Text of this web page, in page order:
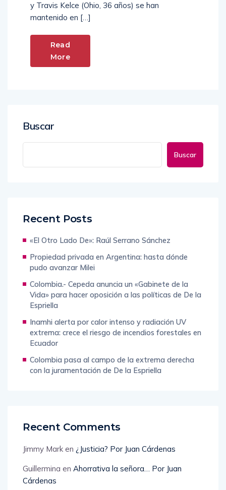
y Travis Kelce (Ohio, 36 años) se han
mantenido en […]
Read
More
Buscar
Buscar
Recent Posts
«El Otro Lado De»: Raúl Serrano Sánchez
Propiedad privada en Argentina: hasta dónde
pudo avanzar Milei
Colombia.- Cepeda anuncia un «Gabinete de la
Vida» para hacer oposición a las políticas de De la
Espriella
Inamhi alerta por calor intenso y radiación UV
extrema: crece el riesgo de incendios forestales en
Ecuador
Colombia pasa al campo de la extrema derecha
con la juramentación de De la Espriella
Recent Comments
Jimmy Mark en ¿Justicia? Por Juan Cárdenas
Guillermina en Ahorrativa la señora… Por Juan
Cárdenas